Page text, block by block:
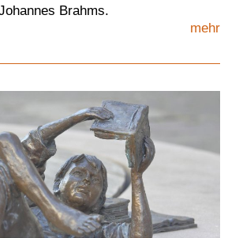
Brahms.
mehr